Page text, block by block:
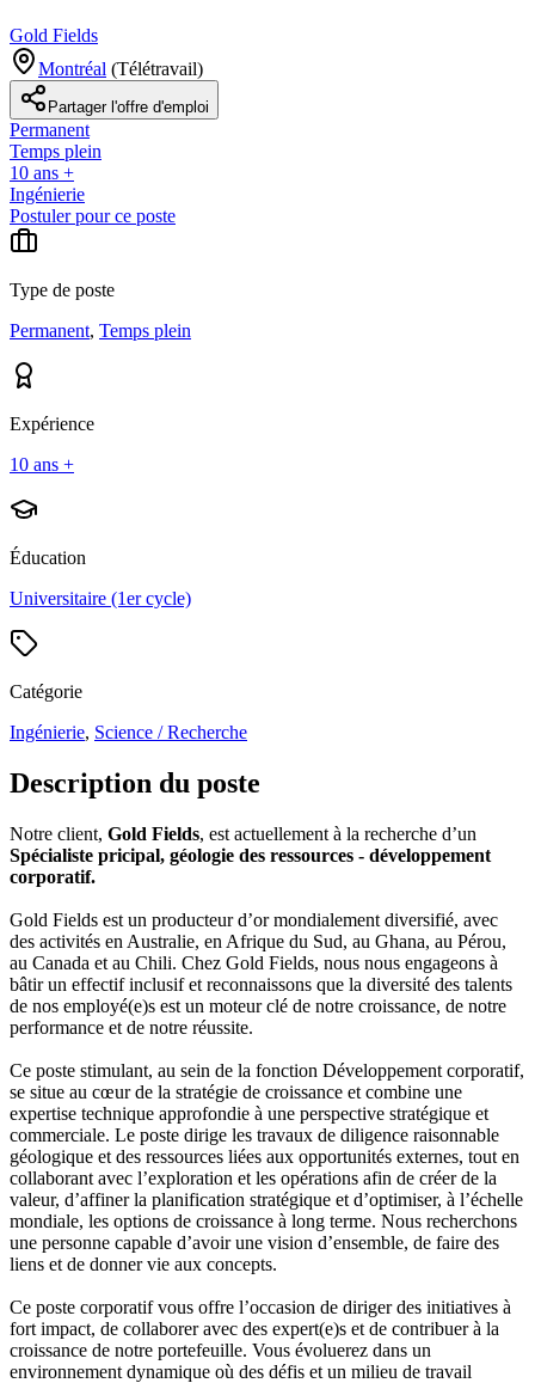
Gold Fields
Montréal (Télétravail)
Partager l'offre d'emploi
Permanent
Temps plein
10 ans +
Ingénierie
Postuler pour ce poste
Type de poste
Permanent, Temps plein
Expérience
10 ans +
Éducation
Universitaire (1er cycle)
Catégorie
Ingénierie, Science / Recherche
Description du poste
Notre client, Gold Fields, est actuellement à la recherche d’un
Spécialiste pricipal, géologie des ressources - développement
corporatif.
Gold Fields est un producteur d’or mondialement diversifié, avec
des activités en Australie, en Afrique du Sud, au Ghana, au Pérou,
au Canada et au Chili. Chez Gold Fields, nous nous engageons à
bâtir un effectif inclusif et reconnaissons que la diversité des talents
de nos employé(e)s est un moteur clé de notre croissance, de notre
performance et de notre réussite.
Ce poste stimulant, au sein de la fonction Développement corporatif,
se situe au cœur de la stratégie de croissance et combine une
expertise technique approfondie à une perspective stratégique et
commerciale. Le poste dirige les travaux de diligence raisonnable
géologique et des ressources liées aux opportunités externes, tout en
collaborant avec l’exploration et les opérations afin de créer de la
valeur, d’affiner la planification stratégique et d’optimiser, à l’échelle
mondiale, les options de croissance à long terme. Nous recherchons
une personne capable d’avoir une vision d’ensemble, de faire des
liens et de donner vie aux concepts.
Ce poste corporatif vous offre l’occasion de diriger des initiatives à
fort impact, de collaborer avec des expert(e)s et de contribuer à la
croissance de notre portefeuille. Vous évoluerez dans un
environnement dynamique où des défis et un milieu de travail